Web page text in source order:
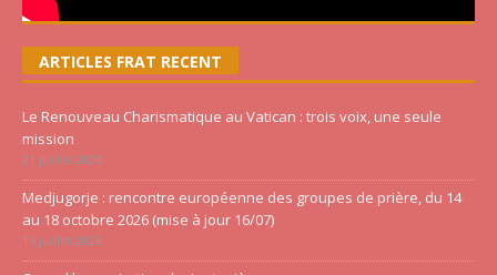
ARTICLES FRAT RECENT
Le Renouveau Charismatique au Vatican : trois voix, une seule
mission
21 juillet 2026
Medjugorje : rencontre européenne des groupes de prière, du 14
au 18 octobre 2026 (mise à jour 16/07)
16 juillet 2026